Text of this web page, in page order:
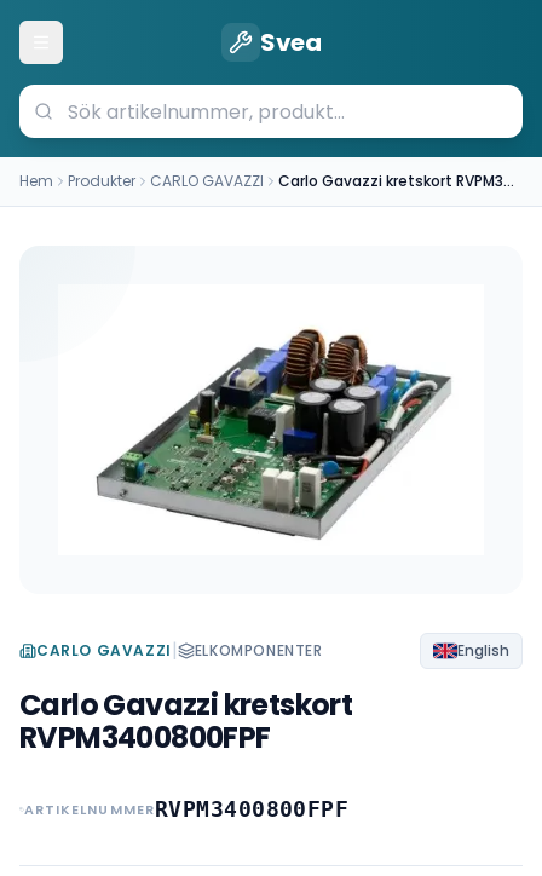
Öppna meny Svea
Hem Produkter CARLO GAVAZZI Carlo Gavazzi kretskort RVPM3400800FPF
CARLO GAVAZZI | ELKOMPONENTER English
Carlo Gavazzi kretskort
RVPM3400800FPF
ARTIKELNUMMERRVPM3400800FPF